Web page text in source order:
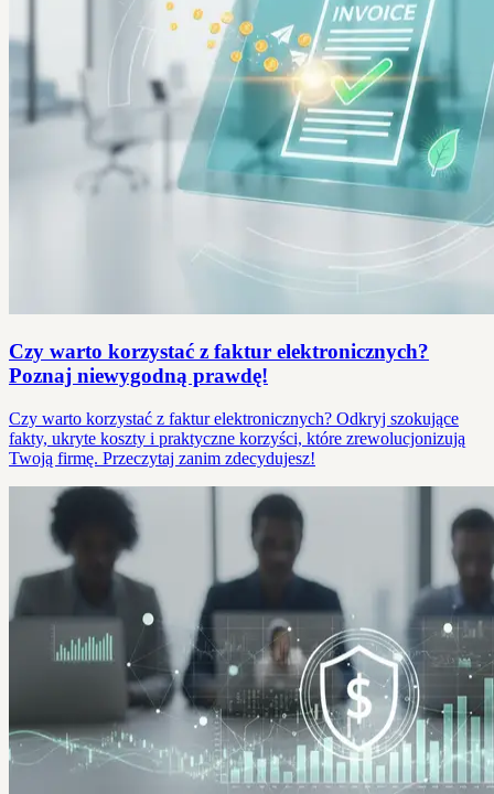
Czy warto korzystać z faktur elektronicznych?
Poznaj niewygodną prawdę!
Czy warto korzystać z faktur elektronicznych? Odkryj szokujące
fakty, ukryte koszty i praktyczne korzyści, które zrewolucjonizują
Twoją firmę. Przeczytaj zanim zdecydujesz!